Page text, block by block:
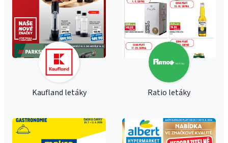
Kaufland letáky Ratio letáky